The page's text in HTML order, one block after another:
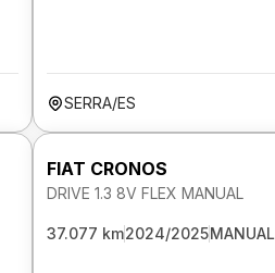
SERRA/ES
FIAT CRONOS
DRIVE 1.3 8V FLEX MANUAL
37.077 km2024/2025MANUAL